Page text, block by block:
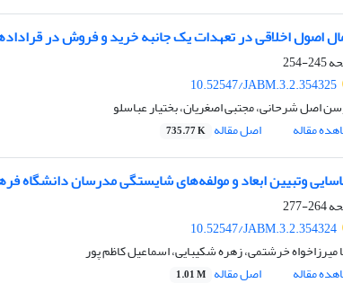
اصول اخلاقی در تعهدات یک جانبه خرید و فروش در
245-254
10.52547/JABM.3.2.354325
اصل شرحانی، مجتبی اصغریان، بختیار عباسلو
مقاله
اصل مقاله 735.77 K
وتبیین ابعاد و مولفه‌های شایستگی مدرسان دانشگاه
264-277
10.52547/JABM.3.2.354324
خرشتمی، زهره شکیبایی، اسماعیل کاظم پور
مقاله
اصل مقاله 1.01 M